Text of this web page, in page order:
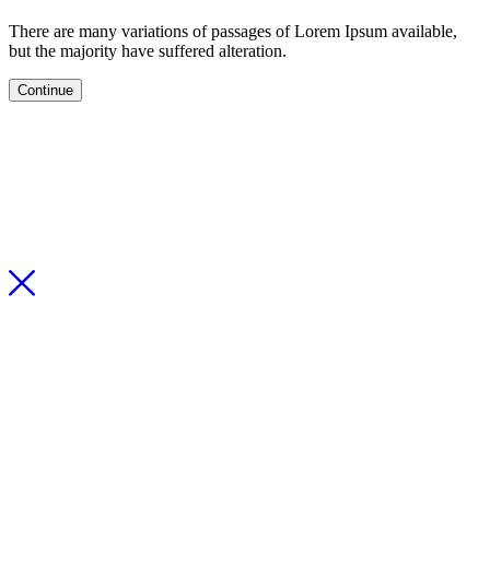
There are many variations of passages of Lorem Ipsum available,
but the majority have suffered alteration.
Continue